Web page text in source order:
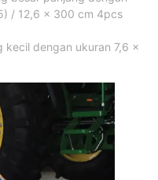
/ 12,6 x 300 cm 4pcs
kecil dengan ukuran 7,6 x